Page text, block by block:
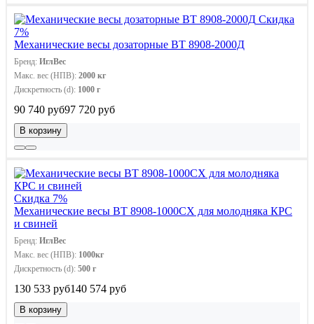
Скидка
7%
Механические весы дозаторные ВТ 8908-2000Д
Бренд: ИглВес
Макс. вес (НПВ): 2000 кг
Дискретность (d): 1000 г
90 740 руб97 720 руб
В корзину
Скидка 7%
Механические весы ВТ 8908-1000СХ для молодняка КРС
и свиней
Бренд: ИглВес
Макс. вес (НПВ): 1000кг
Дискретность (d): 500 г
130 533 руб140 574 руб
В корзину